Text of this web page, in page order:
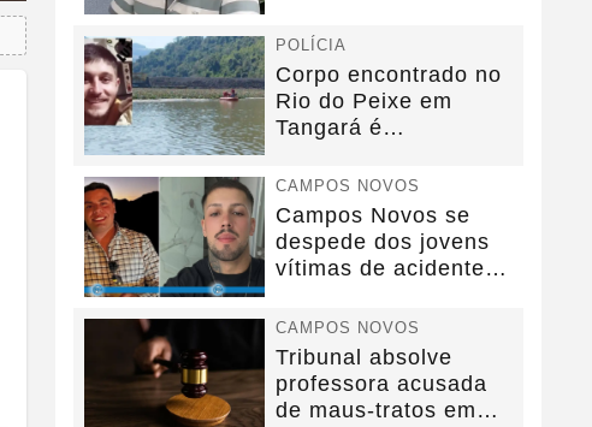
POLÍCIA
Corpo encontrado no
Rio do Peixe em
Tangará é
CAMPOS NOVOS
Campos Novos se
despede dos jovens
vítimas de acidente
CAMPOS NOVOS
Tribunal absolve
professora acusada
de maus-tratos em